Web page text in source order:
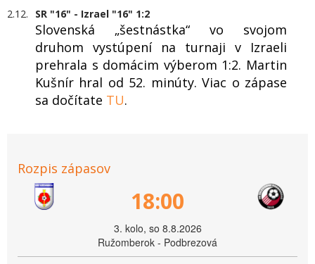
2.12. SR "16" - Izrael "16" 1:2
Slovenská „šestnástka“ vo svojom
druhom vystúpení na turnaji v Izraeli
prehrala s domácim výberom 1:2. Martin
Kušnír hral od 52. minúty. Viac o zápase
sa dočítate TU.
Rozpis zápasov
18:00
3. kolo, so 8.8.2026
Ružomberok - Podbrezová